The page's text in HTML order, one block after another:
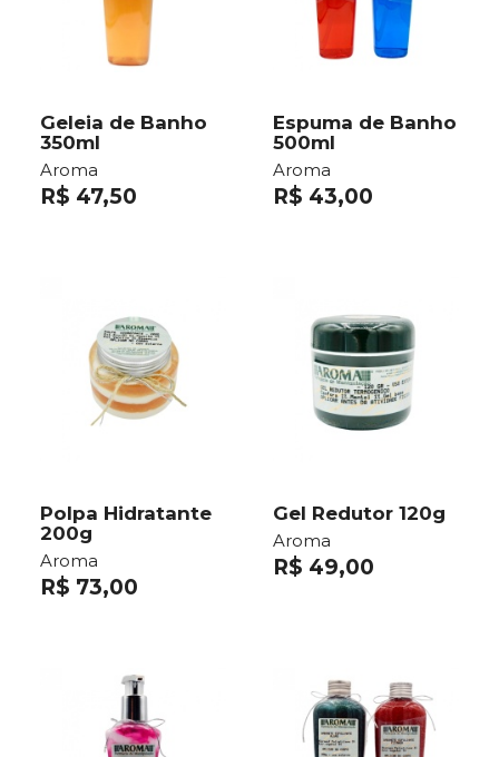
Geleia de Banho
350ml
Aroma
R$ 47,50
Espuma de Banho
500ml
Aroma
R$ 43,00
Polpa Hidratante
200g
Aroma
R$ 73,00
Gel Redutor 120g
Aroma
R$ 49,00